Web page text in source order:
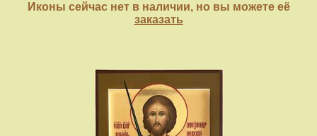
Иконы сейчас нет в наличии, но вы можете её
заказать